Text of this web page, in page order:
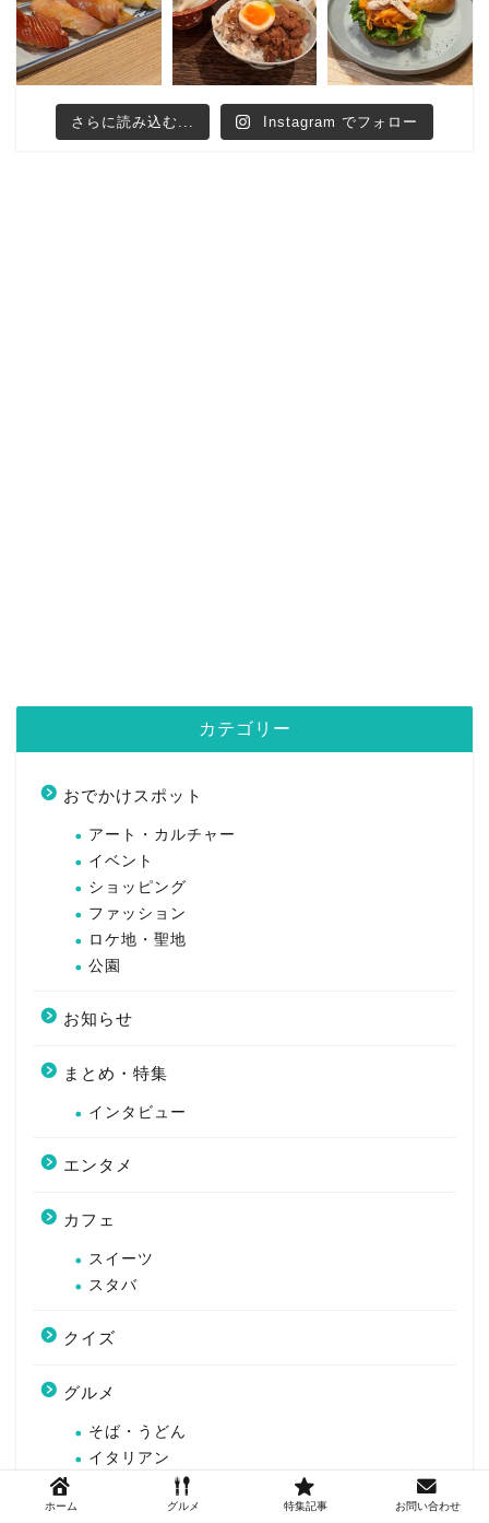
さらに読み込む... Instagram でフォロー
カテゴリー
おでかけスポット
アート・カルチャー
イベント
ショッピング
ファッション
ロケ地・聖地
公園
お知らせ
まとめ・特集
インタビュー
エンタメ
カフェ
スイーツ
スタバ
クイズ
グルメ
そば・うどん
イタリアン
ホーム グルメ 特集記事 お問い合わせ